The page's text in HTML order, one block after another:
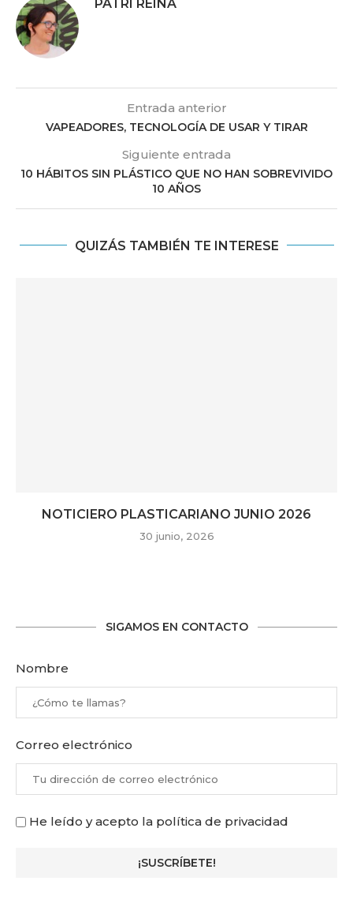
PATRI REINA
Entrada anterior
VAPEADORES, TECNOLOGÍA DE USAR Y TIRAR
Siguiente entrada
10 HÁBITOS SIN PLÁSTICO QUE NO HAN SOBREVIVIDO
10 AÑOS
QUIZÁS TAMBIÉN TE INTERESE
NOTICIERO PLASTICARIANO JUNIO 2026
30 junio, 2026
SIGAMOS EN CONTACTO
Nombre
Correo electrónico
He leído y acepto la política de privacidad